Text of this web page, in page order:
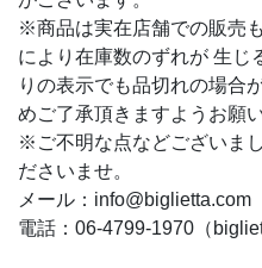
※商品は実在店舗での販売
により在庫数のずれが 生じ
りの表示でも品切れの場合
めご了承頂きますようお願
※ご不明な点などございま
ださいませ。
メール：info@biglietta.com
電話：06-4799-1970（